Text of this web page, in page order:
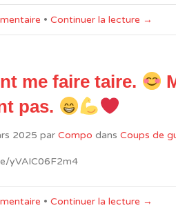
• Continuer la lecture →
me faire taire.
pas.
2025 par Compo dans Coups de
yVAIC06F2m4
• Continuer la lecture →